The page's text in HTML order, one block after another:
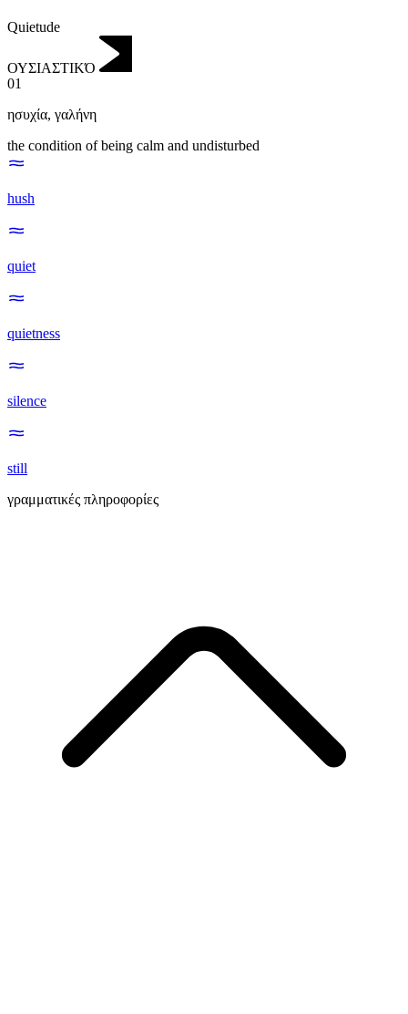
Quietude
ΟΥΣΙΑΣΤΙΚΌ
01
ησυχία, γαλήνη
the condition of being calm and undisturbed
hush
quiet
quietness
silence
still
γραμματικές πληροφορίες